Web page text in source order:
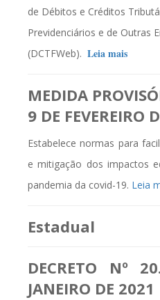
de Débitos e Créditos
Previdenciários e de Outras
(DCTFWeb). Leia mais
MEDIDA
9 DE FEVEREIRO
Estabelece normas para
e mitigação dos impactos
pandemia da covid-19. Leia
Estadual
DECRETO Nº
JANEIRO DE 2021